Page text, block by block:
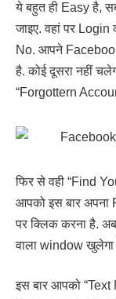
ये बहुत ही Easy है,
जाइए. वहां पर
No. आपने
है. कोई दूसरा नहीं
“Forgottern
फिर से वही “Find
आपको इस बार अपना
पर क्लिक करना है.
वाला window
इस बार आपको